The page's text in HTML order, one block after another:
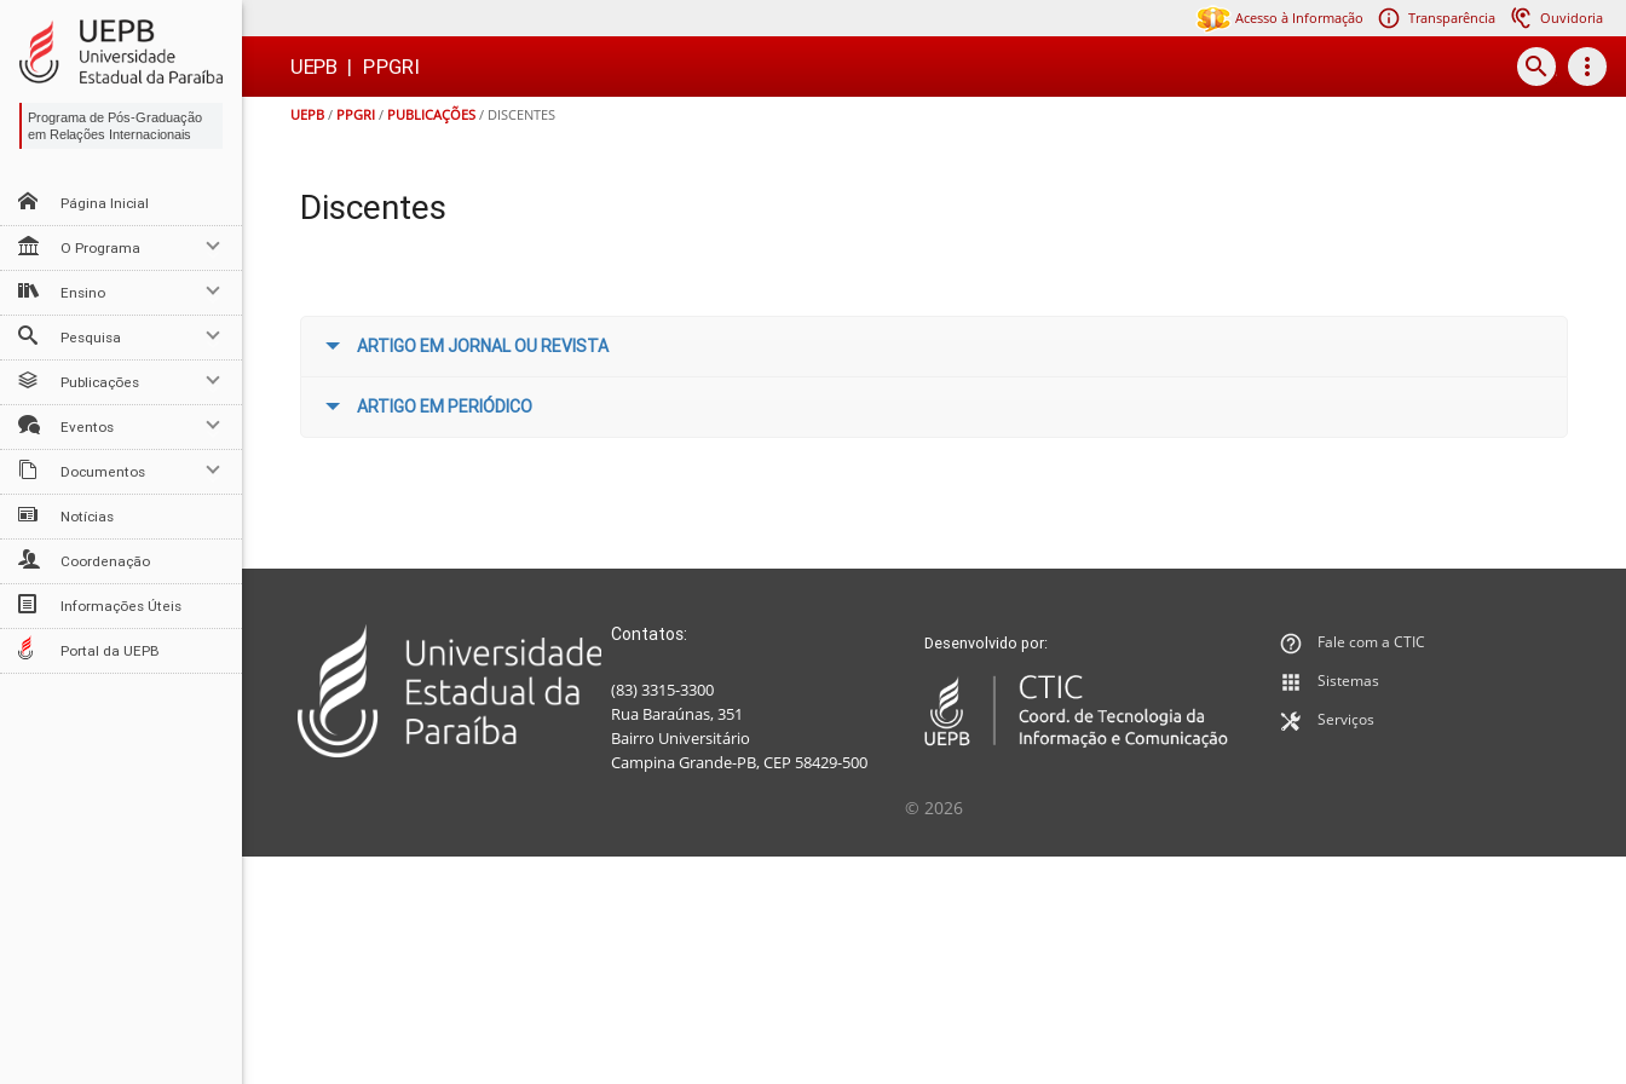
para
conteúdo
para
menu
para
busca
para
rodapé

Acesso à Informação Transparência Ouvidoria
UEPB | PPGRI search more_vert
UEPB / PPGRI / PUBLICAÇÕES / DISCENTES
Programa de Pós-Graduação
em Relações Internacionais
Página Inicial
O Programa
Ensino
Pesquisa
Publicações
Eventos
Documentos
Notícias
Coordenação
Informações Úteis
Portal da UEPB
Discentes
ARTIGO EM JORNAL OU REVISTA
ARTIGO EM PERIÓDICO
Contatos:
(83) 3315-3300
Rua Baraúnas, 351
Bairro Universitário
Campina Grande-PB, CEP 58429-500
Desenvolvido por:
Fale com a CTIC
Sistemas
Serviços
© 2026